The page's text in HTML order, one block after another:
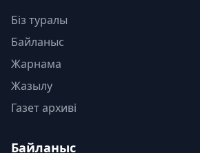
Біз туралы
Байланыс
Жарнама
Жазылу
Газет архиві
Байланыс